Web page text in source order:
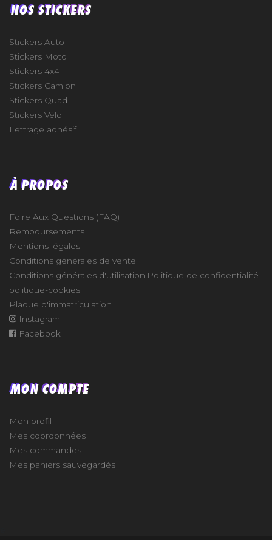
NOS STICKERS
Stickers Auto
Stickers Moto
Stickers 4x4
Stickers Camion
Stickers Quad
Stickers Vélo
Lettrage adhésif
À PROPOS
Foire Aux Questions (FAQ)
Remboursements
Mentions légales
Conditions générales de vente
Conditions générales d'utilisation Politique de confidentialité
politique-cookies
Plaque d'immatriculation
Instagram
Facebook
MON COMPTE
Mon profil
Mes coordonnées
Mes commandes
Mes paniers sauvegardés